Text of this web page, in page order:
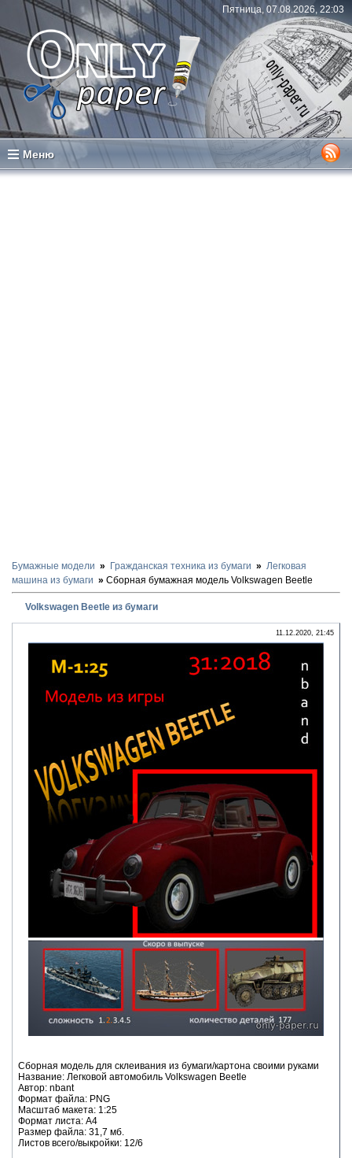
Пятница, 07.08.2026, 22:03
Меню
Бумажные модели Гражданская техника из бумаги
Легковая
машина из бумаги
Сборная бумажная модель Volkswagen Beetle
Volkswagen Beetle из бумаги
11.12.2020, 21:45
Сборная модель для склеивания из бумаги/картона своими руками
Название: Легковой автомобиль Volkswagen Beetle
Автор: nbant
Формат файла: PNG
Масштаб макета: 1:25
Формат листа: А4
Размер файла: 31,7 мб.
Листов всего/выкройки: 12/6